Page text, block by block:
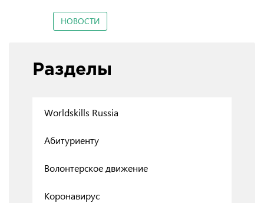
НОВОСТИ
Разделы
Worldskills Russia
Абитуриенту
Волонтерское движение
Коронавирус